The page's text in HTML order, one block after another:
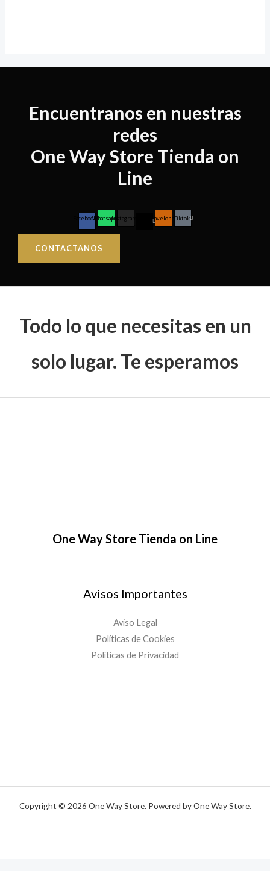
Encuentranos en nuestras
redes
One Way Store Tienda on
Line
Facebook-
f
WhatsappInstagram
twitter
Envelope Tiktok
CONTACTANOS
Todo lo que necesitas en un
solo lugar. Te esperamos
One Way Store Tienda on Line
Avisos Importantes
Aviso Legal
Políticas de Cookies
Políticas de Privacidad
Copyright © 2026 One Way Store. Powered by One Way Store.